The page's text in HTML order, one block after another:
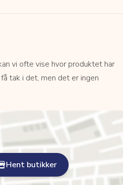
vi ofte vise hvor produktet har
tak i det, men det er ingen
Hent butikker